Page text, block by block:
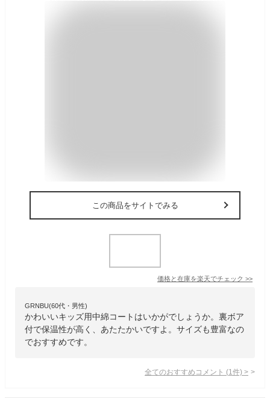
この商品をサイトでみる
価格と在庫を楽天でチェック >>
GRNBU(60代・男性)
かわいいキッズ用中綿コートはいかがでしょうか。裏ボア
付で保温性が高く、あたたかいですよ。サイズも豊富なの
でおすすめです。
全てのおすすめコメント (1 件) >